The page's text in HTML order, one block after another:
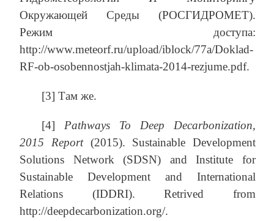
Окружающей Среды (РОСГИДРОМЕТ).
Режим доступа:
http://www.meteorf.ru/upload/iblock/77a/Doklad-
RF-ob-osobennostjah-klimata-2014-rezjume.pdf.
[3] Там же.
[4] Pathways To Deep Decarbonization,
2015 Report(2015). Sustainable Development
Solutions Network (SDSN) and Institute for
Sustainable Development and International
Relations (IDDRI). Retrived from
http://deepdecarbonization.org/.